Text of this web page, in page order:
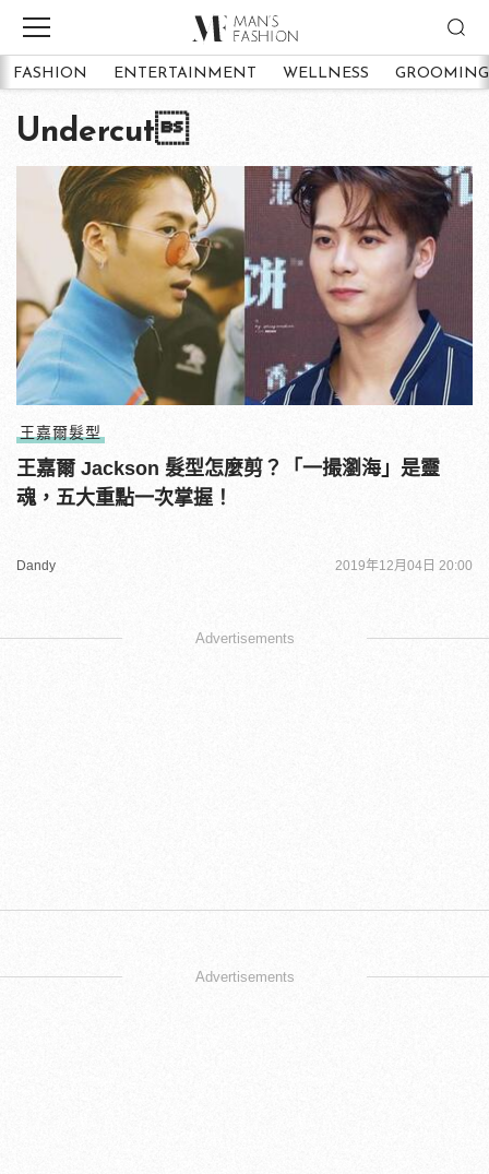
FASHION ENTERTAINMENT WELLNESS GROOMING
Undercut
王嘉爾髮型
王嘉爾 Jackson 髮型怎麼剪？「一撮瀏海」是靈
魂，五大重點一次掌握！
Dandy 2019年12月04日 20:00
Advertisements
Advertisements